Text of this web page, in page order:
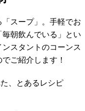
スープ」。手軽でお
朝飲んでいる」とい
スタントのコーンス
ご紹介します！
、とあるレシピ